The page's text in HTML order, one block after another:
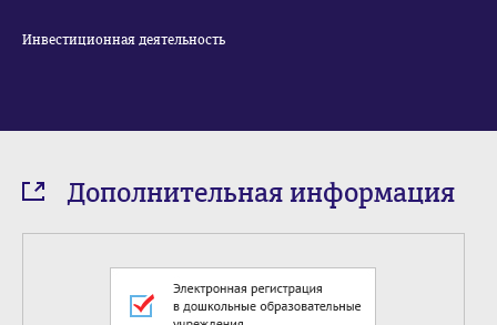
Инвестиционная деятельность
Дополнительная информация